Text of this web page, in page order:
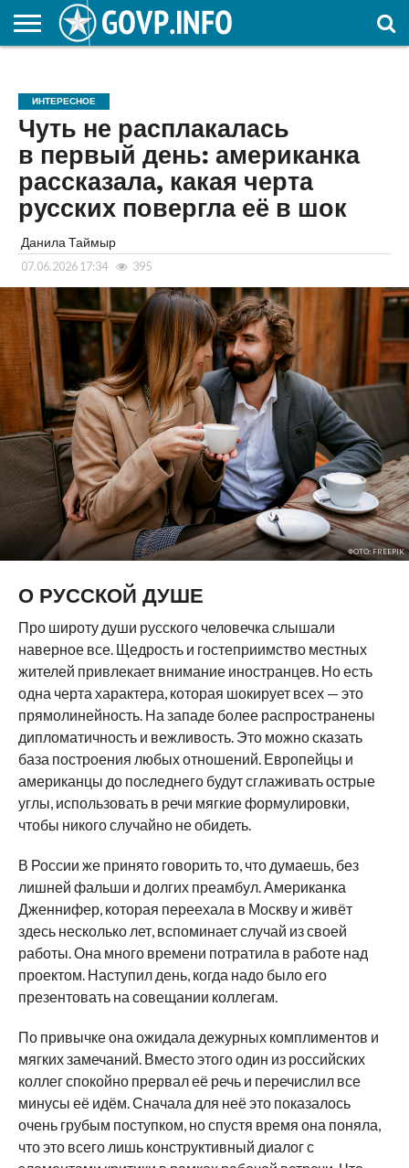
ОБРАЗОВАНИЕ
ИНТЕРЕСНОЕ
Чуть не расплакалась
в первый день: американка
рассказала, какая черта
русских повергла её в шок
Данила Таймыр
07.06.2026 17:34 395
ФОТО: FREEPIK
О РУССКОЙ ДУШЕ
Про широту души русского человечка слышали
наверное все. Щедрость и гостеприимство местных
жителей привлекает внимание иностранцев. Но есть
одна черта характера, которая шокирует всех — это
прямолинейность. На западе более распространены
дипломатичность и вежливость. Это можно сказать
база построения любых отношений. Европейцы и
американцы до последнего будут сглаживать острые
углы, использовать в речи мягкие формулировки,
чтобы никого случайно не обидеть.
В России же принято говорить то, что думаешь, без
лишней фальши и долгих преамбул. Американка
Дженнифер, которая переехала в Москву и живёт
здесь несколько лет, вспоминает случай из своей
работы. Она много времени потратила в работе над
проектом. Наступил день, когда надо было его
презентовать на совещании коллегам.
По привычке она ожидала дежурных комплиментов и
мягких замечаний. Вместо этого один из российских
коллег спокойно прервал её речь и перечислил все
минусы её идём. Сначала для неё это показалось
очень грубым поступком, но спустя время она поняла,
что это всего лишь конструктивный диалог с